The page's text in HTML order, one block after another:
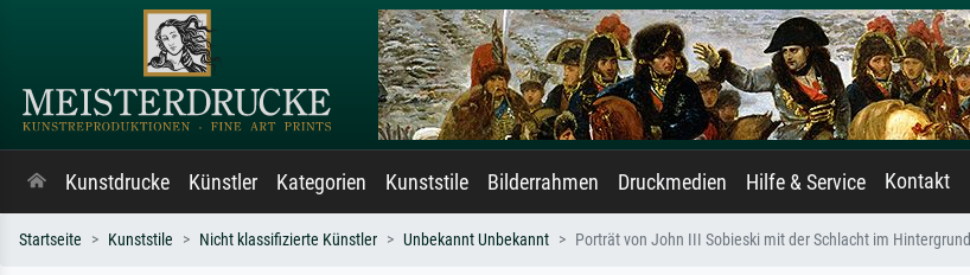
Kunstdrucke Künstler Kategorien Kunststile Bilderrahmen Druckmedien Hilfe & Service Kontakt
Startseite Kunststile Nicht klassifizierte Künstler Unbekannt Unbekannt Porträt von John III Sobieski mit der Schlacht im Hintergrund